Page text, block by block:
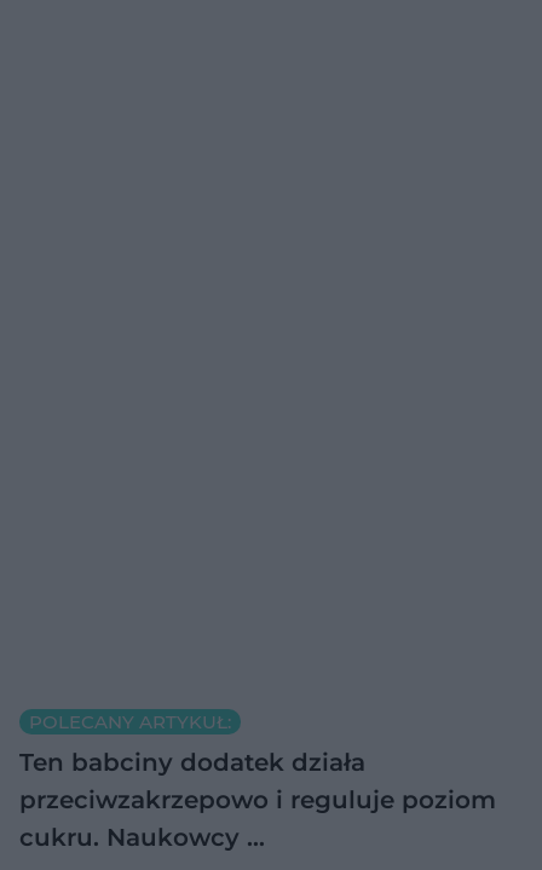
POLECANY ARTYKUŁ:
Ten babciny dodatek działa
przeciwzakrzepowo i reguluje poziom
cukru. Naukowcy …